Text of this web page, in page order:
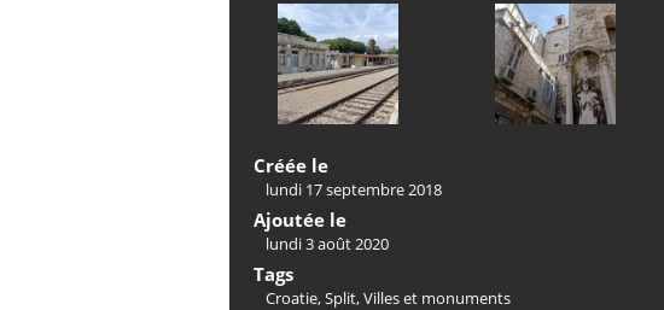
Créée le
lundi 17 septembre 2018
Ajoutée le
lundi 3 août 2020
Tags
Croatie,Split,Villes et monuments